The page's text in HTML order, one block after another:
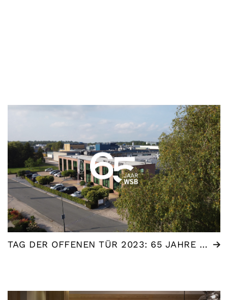
TAG DER OFFENEN TÜR 2023: 65 JAHRE WSB